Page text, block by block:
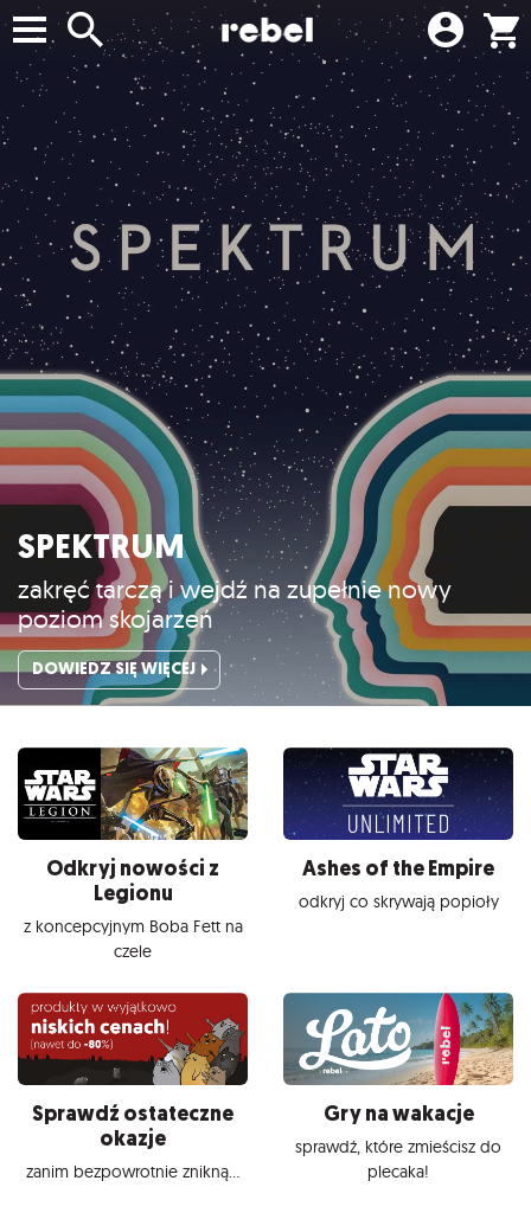
SPEKTRUM
zakręć tarczą i wejdź na zupełnie nowy
poziom skojarzeń
DOWIEDZ SIĘ WIĘCEJ
Odkryj nowości z
Legionu
z koncepcyjnym Boba Fett na
czele
Ashes of the Empire
odkryj co skrywają popioły
Sprawdź ostateczne
okazje
zanim bezpowrotnie znikną...
Gry na wakacje
sprawdź, które zmieścisz do
plecaka!